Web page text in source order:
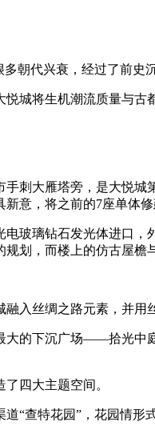
代兴衰，经过了前史沉
将生机潮流质量与古都
大雁塔旁，是大悦城第
新意，将之前的7座单体
璃钻石发光体进口，
划，而楼上的仿古屋檐
丝绸之路元素，并用
下沉广场——拾光中庭
四大主题空间。
查特花园”，花园情形